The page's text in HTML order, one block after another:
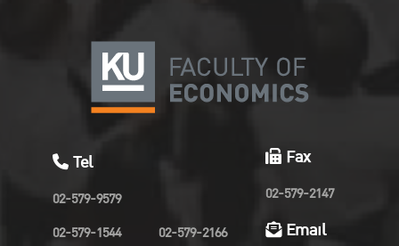
Tel
02-579-9579
02-579-1544
02-579-2166
Fax
02-579-2147
Email